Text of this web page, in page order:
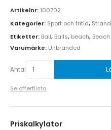
Artikelnr: 100702
Kategorier: Sport och fritid,
Etiketter: Ball, Balls, beach,
Varumärke: Unbranded
Antal
Se offertlista
Priskalkylator